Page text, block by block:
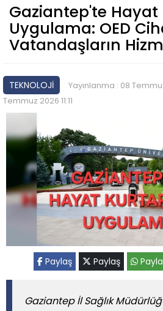
Gaziantep'te
Uygulama: OED
Vatandaşların
TEKNOLOJİ Yayınlanma : 08
Temmuz 2026 11:11
Paylaş Paylaş
Gaziantep İl Sağlık